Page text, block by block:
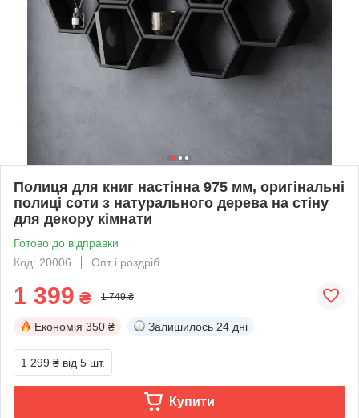
Полиця для книг настінна 975 мм, оригінальні
полиці соти з натурального дерева на стіну
для декору кімнати
Готово до відправки
Код: 20006
Опт і роздріб
1 399 ₴ 1 749 ₴
Економія 350 ₴ Залишилось 24 дні
1 299 ₴ від 5 шт.
Купити